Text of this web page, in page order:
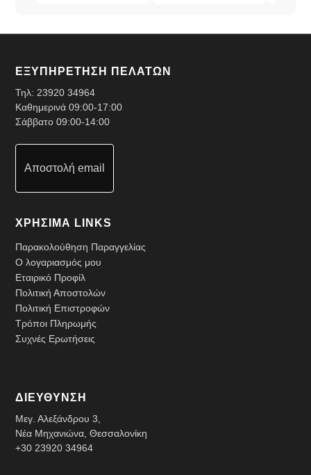
ΕΞΥΠΗΡΕΤΗΣΗ ΠΕΛΑΤΩΝ
Τηλ:23920 34964
Καθημερινά 09:00-17:00
Σάββατο 09:00-14:00
Αποστολή email
ΧΡΗΣΙΜΑ LINKS
Παρακολούθηση Παραγγελίας
Ο λογαριασμός μου
Εταιρικό Προφίλ
Πολιτική Αποστολών
Πολιτική Επιστροφών
Τρόποι Πληρωμής
Συχνές Ερωτήσεις
ΔΙΕΥΘΥΝΣΗ
Μεγ. Αλεξάνδρου 3,
Νέα Μηχανιώνα, Θεσσαλονίκη
+30 23920 34964